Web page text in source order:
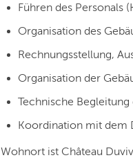
Führen des Personals
Organisation des
Rechnungsstellung,
Organisation der
Technische
Koordination mit dem
Wohnort ist Château